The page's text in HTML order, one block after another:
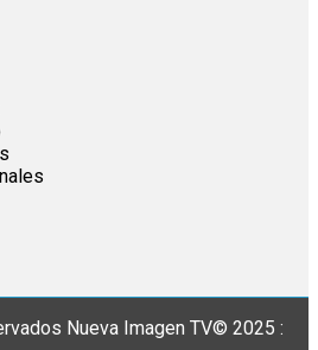
Nueva Imagen TV© 2025 :